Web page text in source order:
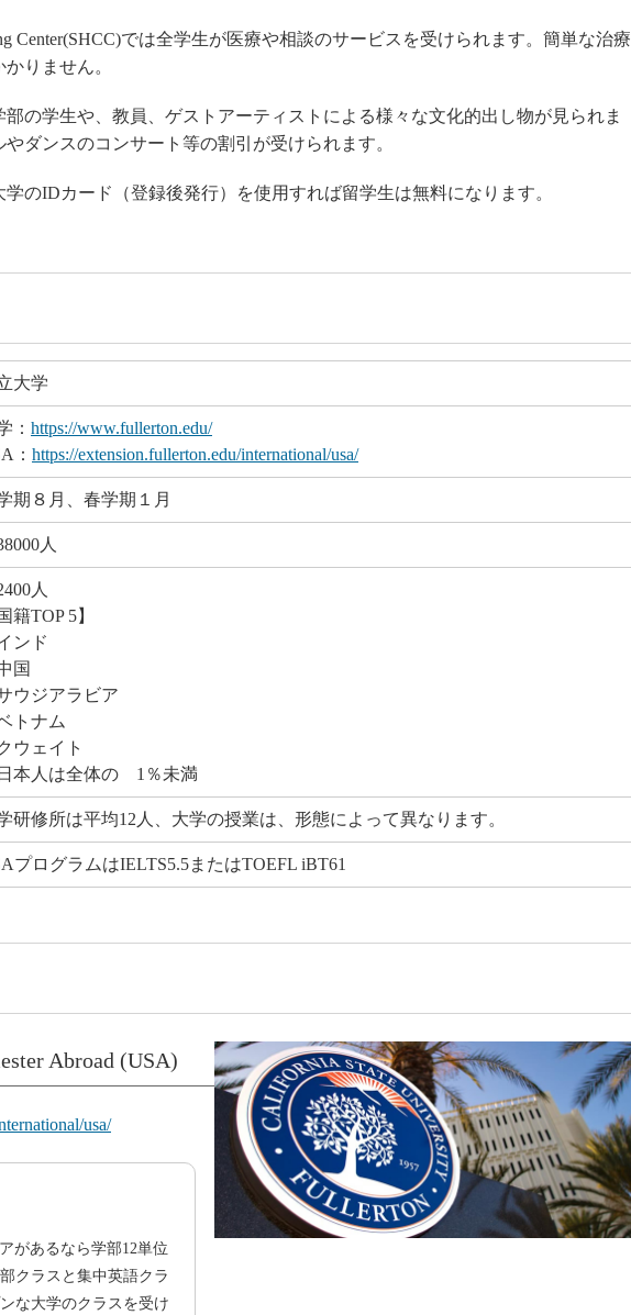
Center(SHCC)では全学生が医療や相談のサービスを受けられます。簡単な治療
りません。
の学生や、教員、ゲストアーティストによる様々な文化的出し物が見られま
ダンスのコンサート等の割引が受けられます。
のIDカード（登録後発行）を使用すれば留学生は無料になります。
大学
： https://www.fullerton.edu/
： https://extension.fullerton.edu/international/usa/
期８月、春学期１月
人
人
籍TOP 5】
ンド
国
ウジアラビア
トナム
ウェイト
本人は全体の 1％未満
研修所は平均12人、大学の授業は、形態によって異なります。
プログラムはIELTS5.5またはTOEFL iBT61
Abroad (USA)
usa/
があるなら学部12単位
クラスと集中英語クラ
な大学のクラスを受け